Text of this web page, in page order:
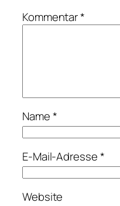
Kommentar*
Name*
E-Mail-Adresse*
Website